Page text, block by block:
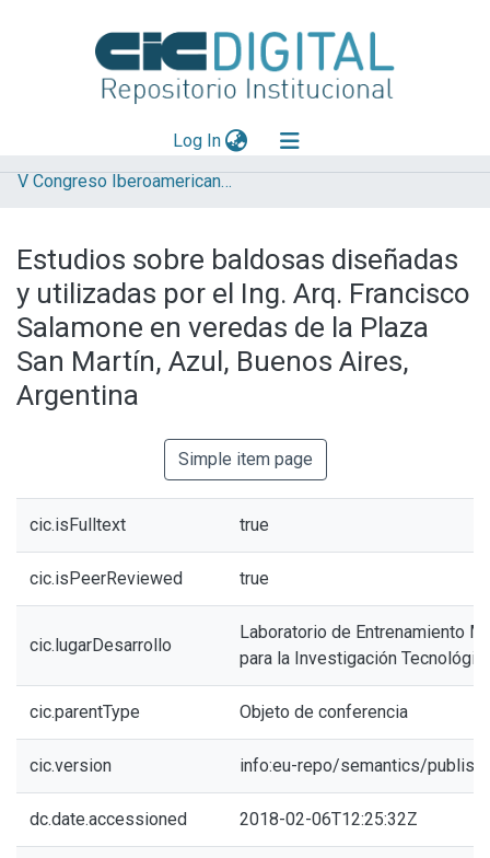
Log In(current)
Explorar
Aportar material
Statistics
V Congreso Iberoamericano y XIII Jornada de Técnicas de Reparación y Conservación del Patrimonio
Estudios sobre baldosas diseñadas
y utilizadas por el Ing. Arq. Francisco
Salamone en veredas de la Plaza
San Martín, Azul, Buenos Aires,
Argentina
Simple item page
cic.isFulltext true
cic.isPeerReviewed true
cic.lugarDesarrollo
Laboratorio de Entrenamiento
para la Investigación
cic.parentType Objeto de conferencia
cic.version info:eu-repo/semantics/
dc.date.accessioned 2018-02-06T12:25:32Z